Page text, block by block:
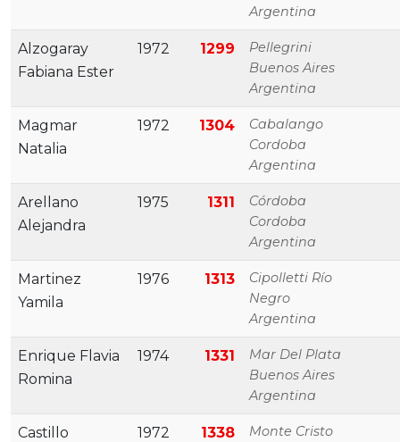
Argentina
Alzogaray
Fabiana Ester
1972 1299
Pellegrini
Buenos Aires
Argentina
Magmar
Natalia
1972 1304
Cabalango
Cordoba
Argentina
Arellano
Alejandra
1975 1311
Córdoba
Cordoba
Argentina
Martinez
Yamila
1976 1313
Cipolletti Río
Negro
Argentina
Enrique Flavia
Romina
1974 1331
Mar Del Plata
Buenos Aires
Argentina
Castillo
1972 1338
Monte Cristo